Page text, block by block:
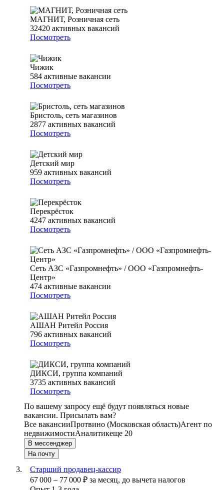
МАГНИТ, Розничная сеть
32420 активных вакансий
Посмотреть
Чижик
584 активные вакансии
Посмотреть
Бристоль, сеть магазинов
2877 активных вакансий
Посмотреть
Детский мир
959 активных вакансий
Посмотреть
Перекрёсток
4247 активных вакансий
Посмотреть
Сеть АЗС «Газпромнефть» / ООО «Газпромнефть-
Центр»
474 активные вакансии
Посмотреть
АШАН Ритейл Россия
796 активных вакансий
Посмотреть
ДИКСИ, группа компаний
3735 активных вакансий
Посмотреть
По вашему запросу ещё будут появляться новые
вакансии. Присылать вам?
Все вакансииПротвино (Московская область)Агент по
недвижимостиАналитикеще 20
В мессенджер
На почту
Старший продавец-кассир
67 000 – 77 000 ₽ за месяц, до вычета налогов